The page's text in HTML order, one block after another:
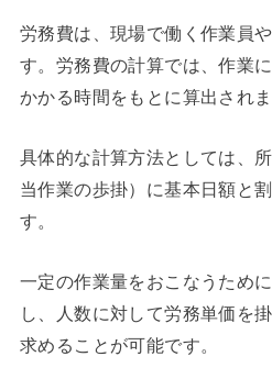
労務費は、現場で働く作業員
す。労務費の計算では、作業
かかる時間をもとに算出されま
具体的な計算方法としては、
当作業の歩掛）に基本日額と
す。
一定の作業量をおこなうため
し、人数に対して労務単価を
求めることが可能です。